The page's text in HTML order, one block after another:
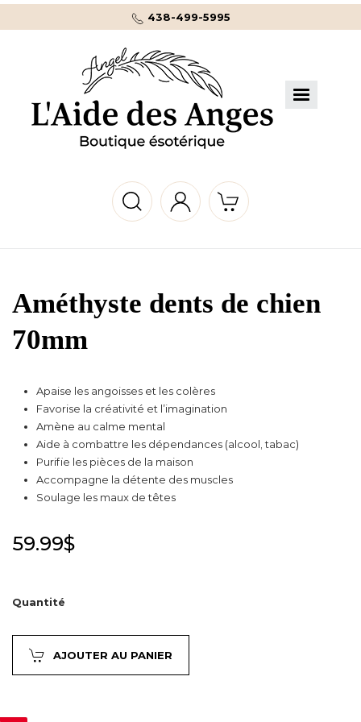
438-499-5995
Améthyste dents de chien
70mm
Apaise les angoisses et les colères
Favorise la créativité et l’imagination
Amène au calme mental
Aide à combattre les dépendances (alcool, tabac)
Purifie les pièces de la maison
Accompagne la détente des muscles
Soulage les maux de têtes
59.99$
Quantité
AJOUTER AU PANIER